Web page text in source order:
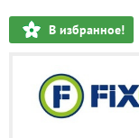
В избранное!